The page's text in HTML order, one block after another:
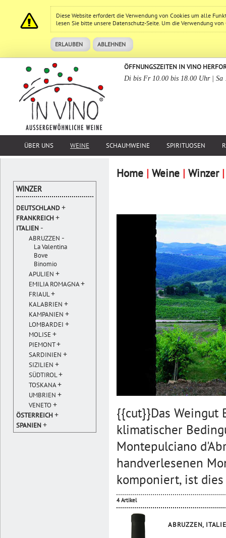
Diese Website erfordert die Verwendung von Cookies um alle
lesen Sie bitte unsere Datenschutz-Seite. Um die Verwendung
ERLAUBEN ABLEHNEN
ÖFFNUNGSZEITEN IN VINO
Di bis Fr 10.00 bis 18.00 Uhr | Sa
ÜBER UNS WEINE SCHAUMWEINE SPIRITUOSEN
Home | Weine | Winzer |
{{cut}}Das Weingut
klimatischer
Montepulciano
handverlesenen
komponiert, ist
4 Artikel
ABRUZZEN,
WINZER
DEUTSCHLAND+
FRANKREICH+
ITALIEN -
ABRUZZEN -
La Valentina
Bove
Binomio
APULIEN +
EMILIA ROMAGNA+
FRIAUL+
KALABRIEN +
KAMPANIEN +
LOMBARDEI +
MOLISE+
PIEMONT+
SARDINIEN +
SIZILIEN +
SÜDTIROL+
TOSKANA+
UMBRIEN +
VENETO+
ÖSTERREICH+
SPANIEN+